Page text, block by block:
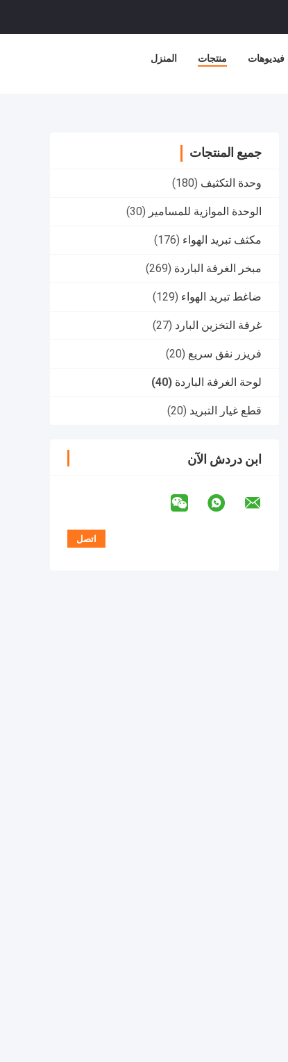
المنزل منتجات فيديوهات
جميع المنتجات
وحدة التكثيف (180)
الوحدة الموازية للمسامير (30)
مكثف تبريد الهواء (176)
مبخر الغرفة الباردة (269)
ضاغط تبريد الهواء (129)
غرفة التخزين البارد (27)
فريزر نفق سريع (20)
لوحة الغرفة الباردة (40)
قطع غيار التبريد (20)
ابن دردش الآن